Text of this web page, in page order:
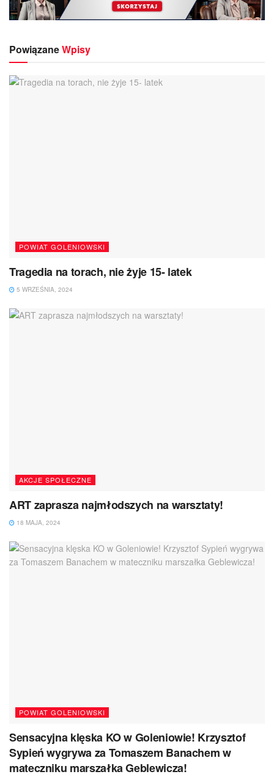
PowiązaneWpisy
POWIAT GOLENIOWSKI
Tragedia na torach, nie żyje 15- latek
5 WRZEŚNIA, 2024
AKCJE SPOŁECZNE
ART zaprasza najmłodszych na warsztaty!
18 MAJA, 2024
POWIAT GOLENIOWSKI
Sensacyjna klęska KO w Goleniowie! Krzysztof
Sypień wygrywa za Tomaszem Banachem w
mateczniku marszałka Geblewicza!